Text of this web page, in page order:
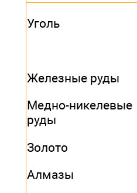
Уголь
Железные руды
Медно-никелевые
руды
Золото
Алмазы